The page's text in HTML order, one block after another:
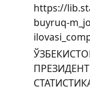
https://
buyruq-